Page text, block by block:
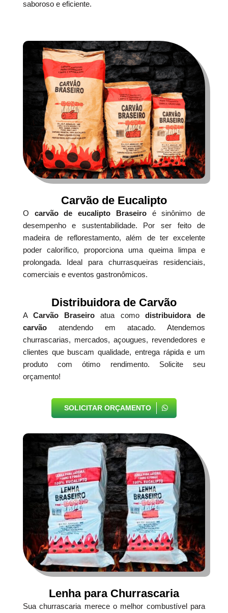
saboroso e eficiente.
Carvão de Eucalipto
O carvão de eucalipto Braseiroé sinônimo de
desempenho e sustentabilidade. Por ser feito de
madeira de reflorestamento, além de ter excelente
poder calorífico, proporciona uma queima limpa e
prolongada. Ideal para churrasqueiras residenciais,
comerciais e eventos gastronômicos.
Distribuidora de Carvão
ACarvão Braseiro atua como distribuidora de
carvãoatendendo em atacado. Atendemos
churrascarias, mercados, açougues, revendedores e
clientes que buscam qualidade, entrega rápida e um
produto com ótimo rendimento. Solicite seu
orçamento!
SOLICITAR ORÇAMENTO
Lenha para Churrascaria
Sua churrascaria merece o melhor combustível para